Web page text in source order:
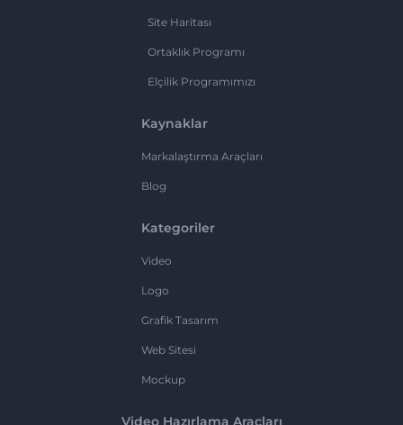
Site Haritası
Ortaklık Programı
Elçilik Programımızı
Kaynaklar
Markalaştırma Araçları
Blog
Kategoriler
Video
Logo
Grafik Tasarım
Web Sitesi
Mockup
Video Hazırlama Araçları